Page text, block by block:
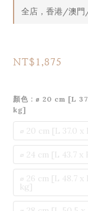
全店，香港/澳門
NT$1,875
顏色 : ⌀ 20 cm [L
kg]
⌀ 20 cm [L 37.0 x
⌀ 24 cm [L 43.7 x
⌀ 26 cm [L 48.7 x
kg]